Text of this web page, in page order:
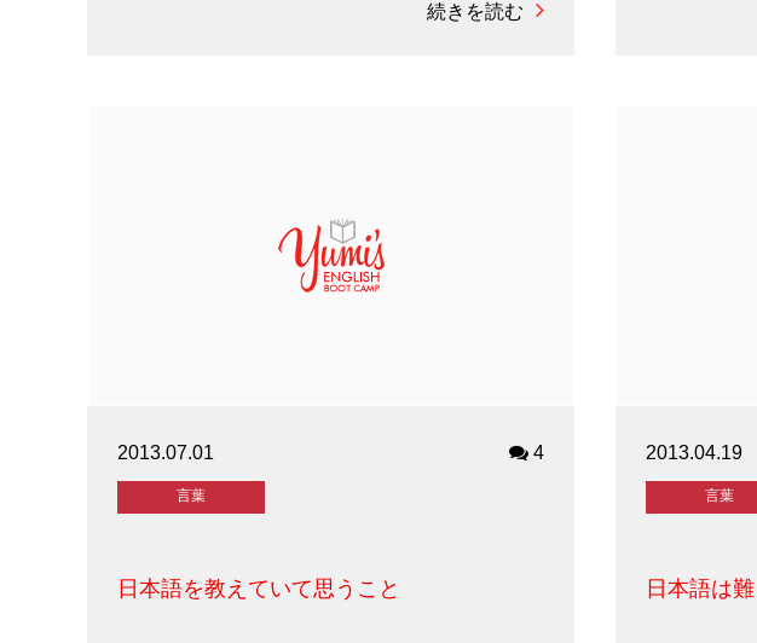
続きを読む
2013.07.01 4
言葉
日本語を教えていて思うこと
2013.04.19
言葉
日本語は